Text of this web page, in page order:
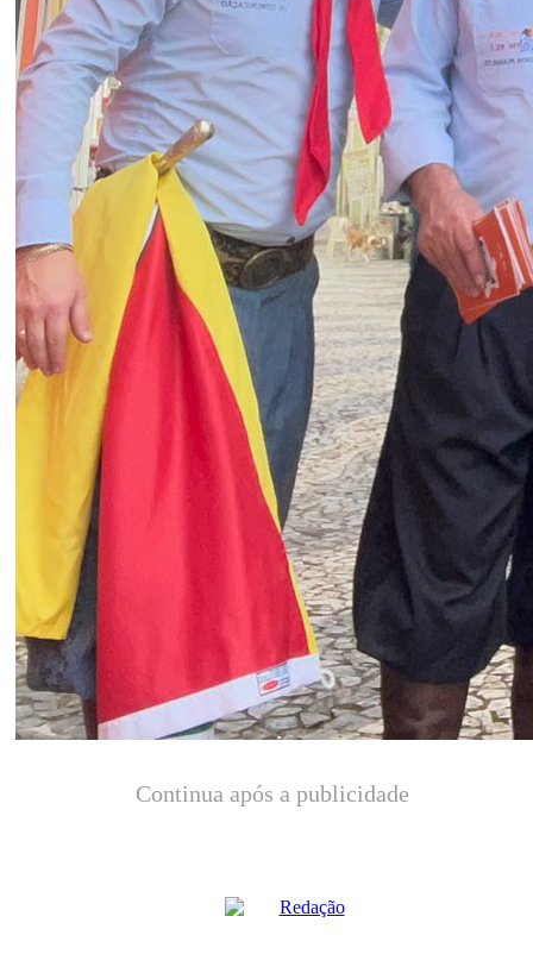
Continua após a publicidade